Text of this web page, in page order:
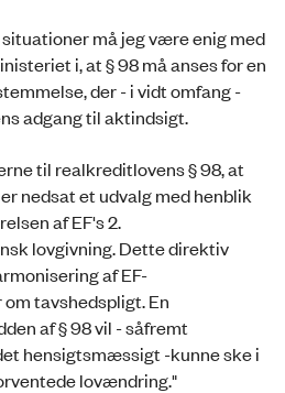
må jeg være enig med
i, at § 98 må anses for en
der - i vidt omfang -
adgang til aktindsigt.
til realkreditlovens § 98, at
nedsat et udvalg med henblik
af EF's 2.
lovgivning. Dette direktiv
af EF-
tavshedspligt. En
af § 98 vil - såfremt
hensigtsmæssigt -kunne ske i
lovændring."